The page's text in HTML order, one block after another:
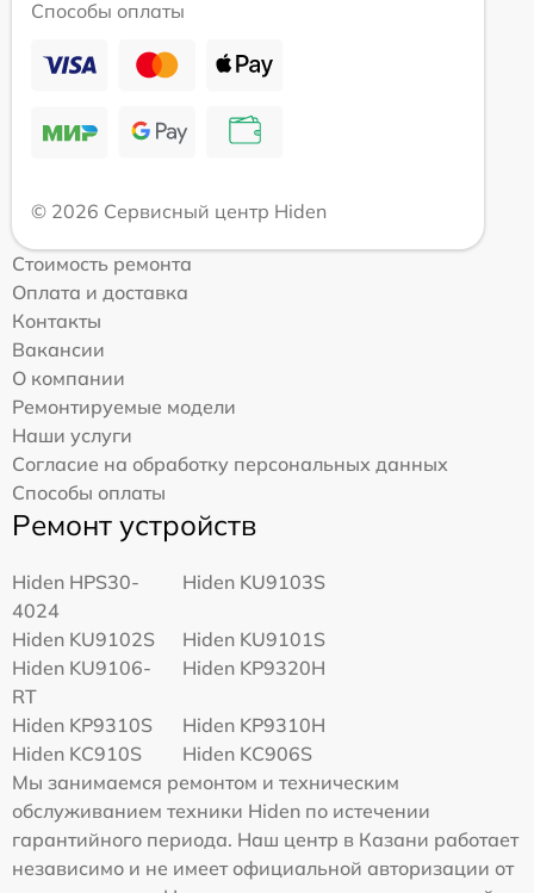
Способы оплаты
© 2026 Сервисный центр Hiden
Стоимость ремонта
Оплата и доставка
Контакты
Вакансии
О компании
Ремонтируемые модели
Наши услуги
Согласие на обработку персональных данных
Способы оплаты
Ремонт устройств
Hiden HPS30-
4024
Hiden KU9103S
Hiden KU9102S
Hiden KU9101S
Hiden KU9106-
RT
Hiden KP9320H
Hiden KP9310S
Hiden KP9310H
Hiden KC910S
Hiden KC906S
Мы занимаемся ремонтом и техническим
обслуживанием техники Hiden по истечении
гарантийного периода. Наш центр в Казани работает
независимо и не имеет официальной авторизации от